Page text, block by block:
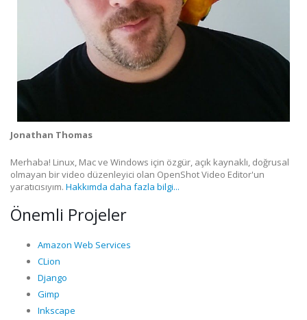
Jonathan Thomas
Merhaba! Linux, Mac ve Windows için özgür, açık kaynaklı, doğrusal
olmayan bir video düzenleyici olan OpenShot Video Editor'un
yaratıcısıyım. Hakkımda daha fazla bilgi...
Önemli Projeler
Amazon Web Services
CLion
Django
Gimp
Inkscape